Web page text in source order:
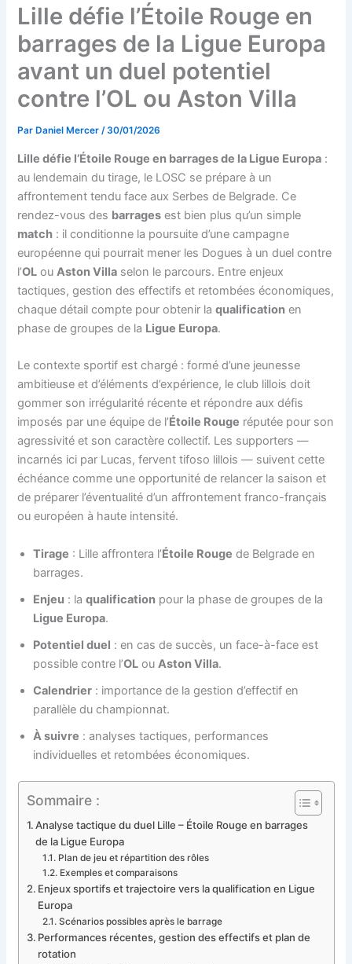
Lille défie l’Étoile Rouge en
barrages de la Ligue Europa
avant un duel potentiel
contre l’OL ou Aston Villa
Par Daniel Mercer/30/01/2026
Lille défie l’Étoile Rouge en barrages de la Ligue Europa :
au lendemain du tirage, le LOSC se prépare à un
affrontement tendu face aux Serbes de Belgrade. Ce
rendez-vous des barrages est bien plus qu’un simple
match : il conditionne la poursuite d’une campagne
européenne qui pourrait mener les Dogues à un duel contre
l’OL ouAston Villa selon le parcours. Entre enjeux
tactiques, gestion des effectifs et retombées économiques,
chaque détail compte pour obtenir laqualification en
phase de groupes de la Ligue Europa.
Le contexte sportif est chargé : formé d’une jeunesse
ambitieuse et d’éléments d’expérience, le club lillois doit
gommer son irrégularité récente et répondre aux défis
imposés par une équipe de l’Étoile Rouge réputée pour son
agressivité et son caractère collectif. Les supporters —
incarnés ici par Lucas, fervent tifoso lillois — suivent cette
échéance comme une opportunité de relancer la saison et
de préparer l’éventualité d’un affrontement franco-français
ou européen à haute intensité.
Tirage : Lille affrontera l’Étoile Rouge de Belgrade en
barrages.
Enjeu : laqualification pour la phase de groupes de la
Ligue Europa.
Potentiel duel : en cas de succès, un face-à-face est
possible contre l’OL ou Aston Villa.
Calendrier : importance de la gestion d’effectif en
parallèle du championnat.
À suivre : analyses tactiques, performances
individuelles et retombées économiques.
Sommaire :
Analyse tactique du duel Lille – Étoile Rouge en barrages
de la Ligue Europa
Plan de jeu et répartition des rôles
Exemples et comparaisons
Enjeux sportifs et trajectoire vers la qualification en Ligue
Europa
Scénarios possibles après le barrage
Performances récentes, gestion des effectifs et plan de
rotation